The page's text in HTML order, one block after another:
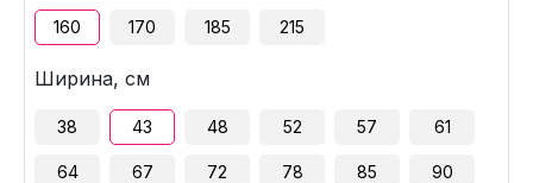
160 170 185 215
Ширина, см
38 43 48 52 57 61
64 67 72 78 85 90